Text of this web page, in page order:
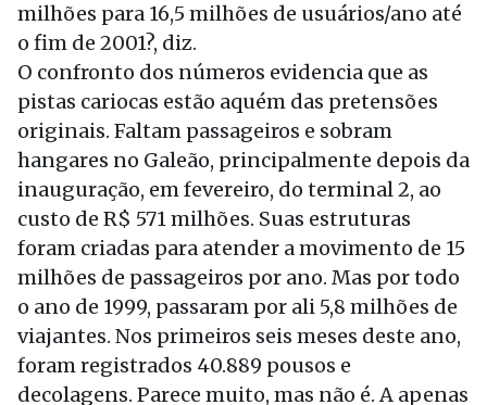
milhões para 16,5 milhões de usuários/ano até
o fim de 2001?, diz.
O confronto dos números evidencia que as
pistas cariocas estão aquém das pretensões
originais. Faltam passageiros e sobram
hangares no Galeão, principalmente depois da
inauguração, em fevereiro, do terminal 2, ao
custo de R$ 571 milhões. Suas estruturas
foram criadas para atender a movimento de 15
milhões de passageiros por ano. Mas por todo
o ano de 1999, passaram por ali 5,8 milhões de
viajantes. Nos primeiros seis meses deste ano,
foram registrados 40.889 pousos e
decolagens. Parece muito, mas não é. A apenas